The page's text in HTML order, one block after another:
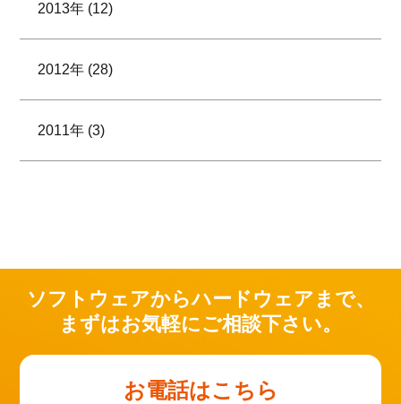
2013年 (12)
2012年 (28)
2011年 (3)
ソフトウェアからハードウェアまで、
まずはお気軽にご相談下さい。
お電話はこちら